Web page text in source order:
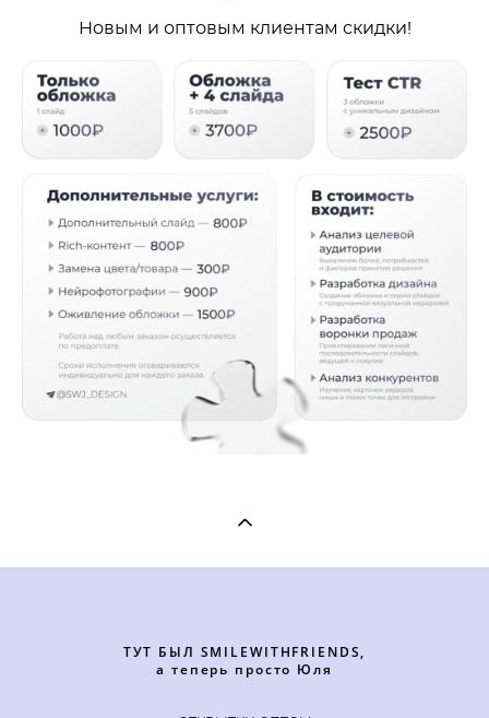
Новым и оптовым клиентам скидки!
ТУТ БЫЛ SMILEWITHFRIENDS,
а теперь просто Юля